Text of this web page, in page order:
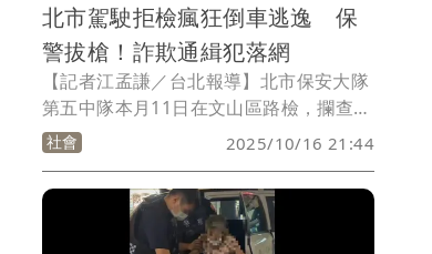
北市駕駛拒檢瘋狂倒車逃逸 保
警拔槍！詐欺通緝犯落網
【記者江孟謙／台北報導】北市保安大隊
第五中隊本月11日在文山區路檢，攔查一
部自小客車，未料駕駛拒絕配合，還踩油
門加速逃逸，警方追捕時，駕駛又倒車衝
撞，員警隨即拔槍喝令下車，駕駛謝男自
稱因遭通緝害怕被捕才逃逸，全案依法解
送歸案，並依妨害公務罪嫌送辦。
社會 2025/10/16 21:44